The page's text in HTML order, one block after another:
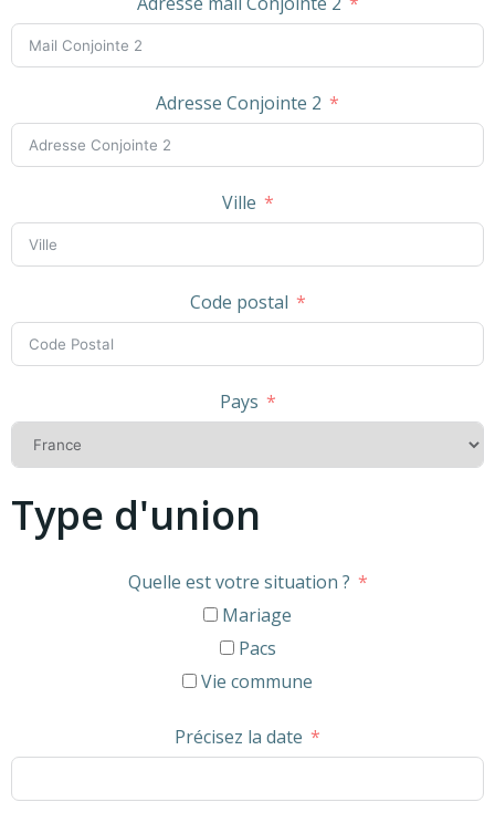
Adresse Conjointe 2
Ville
Code postal
Pays
Type d'union
Quelle est votre situation ?
Mariage
Pacs
Vie commune
Précisez la date